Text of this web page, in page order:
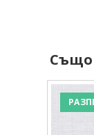
Също